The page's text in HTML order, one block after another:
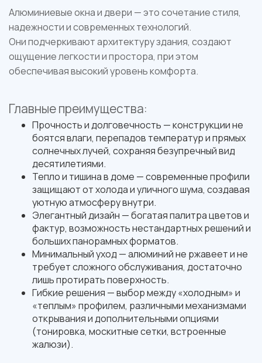
Алюминиевые окна и двери — это сочетание стиля,
надежности и современных технологий.
Они подчеркивают архитектуру здания, создают
ощущение легкости и простора, при этом
обеспечивая высокий уровень комфорта.
Главные преимущества:
Прочность и долговечность — конструкции не
боятся влаги, перепадов температур и прямых
солнечных лучей, сохраняя безупречный вид
десятилетиями.
Тепло и тишина в доме — современные профили
защищают от холода и уличного шума, создавая
уютную атмосферу внутри.
Элегантный дизайн — богатая палитра цветов и
фактур, возможность нестандартных решений и
больших панорамных форматов.
Минимальный уход — алюминий не ржавеет и не
требует сложного обслуживания, достаточно
лишь протирать поверхность.
Гибкие решения — выбор между «холодным» и
«теплым» профилем, различными механизмами
открывания и дополнительными опциями
(тонировка, москитные сетки, встроенные
жалюзи).